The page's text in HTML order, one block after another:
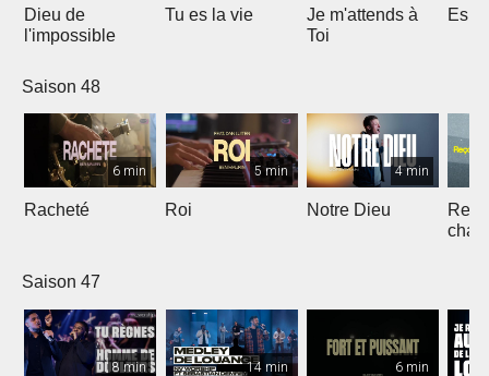
Dieu de
l'impossible
Tu es la vie
Je m'attends à
Toi
Saison 48
6 min
Racheté
5 min
Roi
4 min
Notre Dieu
chant
Saison 47
8 min 14 min 6 min